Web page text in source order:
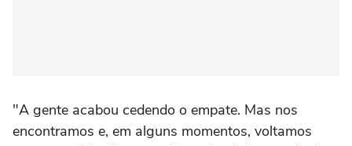
"A gente acabou cedendo o empate. Mas nos
encontramos e, em alguns momentos, voltamos